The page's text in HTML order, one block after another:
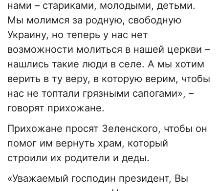
нами – стариками, молодыми, детьми.
Мы молимся за родную, свободную
Украину, но теперь у нас нет
возможности молиться в нашей церкви –
нашлись такие люди в селе. А мы хотим
верить в ту веру, в которую верим, чтобы
нас не топтали грязными сапогами», –
говорят прихожане.
Прихожане просят Зеленского, чтобы он
помог им вернуть храм, который
строили их родители и деды.
«Уважаемый господин президент, Вы